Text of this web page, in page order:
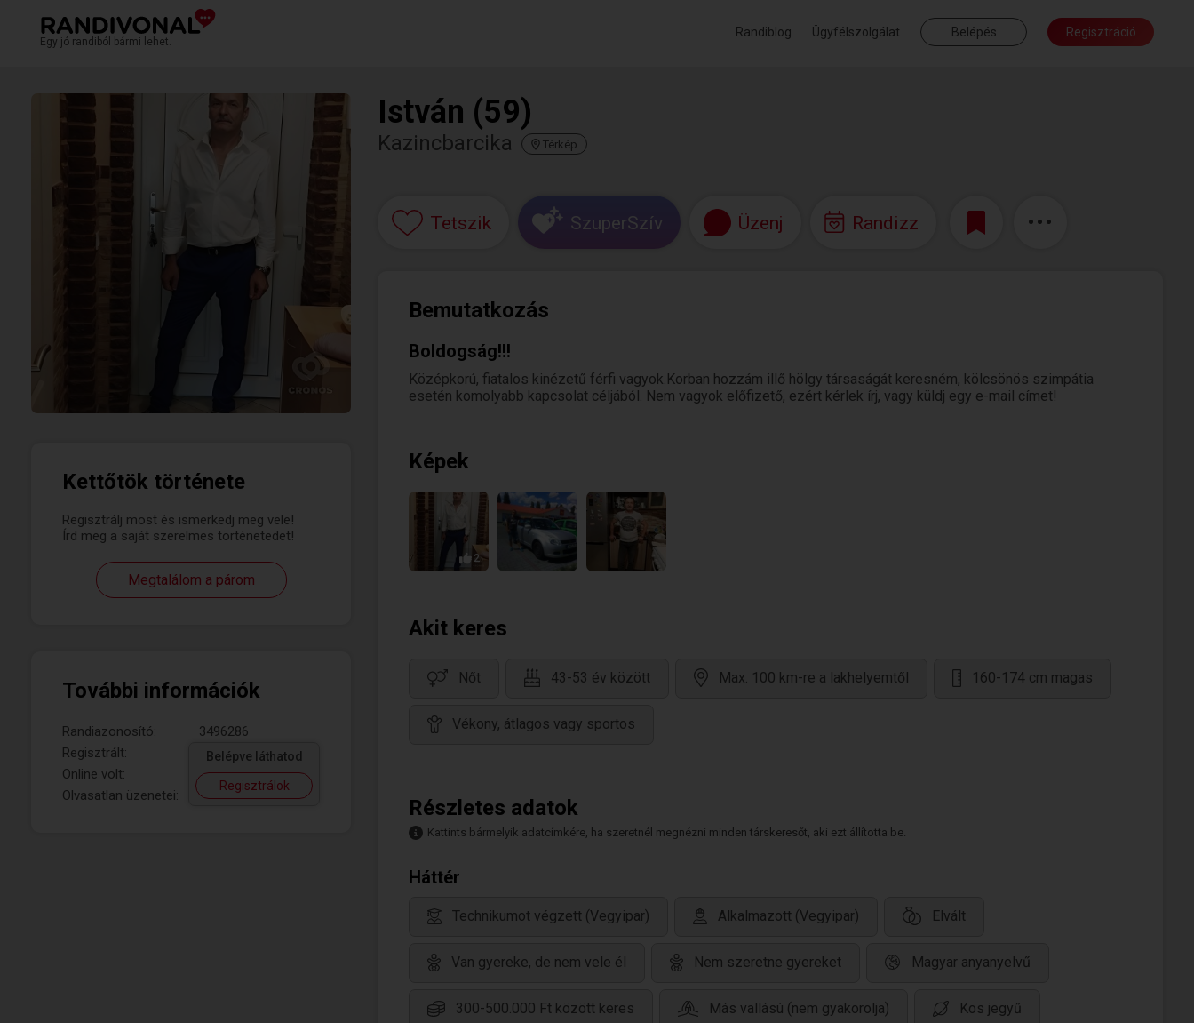
Egy jó randiból bármi lehet.
Randiblog Ügyfélszolgálat Belépés Regisztráció
Kettőtök története
Regisztrálj most és ismerkedj meg vele!
Írd meg a saját szerelmes történetedet!
Megtalálom a párom
További információk
Randiazonosító:
3496286
Regisztrált:
Online volt:
Olvasatlan üzenetei:
Belépve láthatod
Regisztrálok
István (59)
Kazincbarcika Térkép
Tetszik SzuperSzív Üzenj Randizz
Bemutatkozás
Boldogság!!!
Középkorú, fiatalos kinézetű férfi vagyok.Korban hozzám illő hölgy társaságát keresném, kölcsönös szimpátia
esetén komolyabb kapcsolat céljából. Nem vagyok előfizető, ezért kérlek írj, vagy küldj egy e-mail címet!
Képek
2
Akit keres
Nőt 43-53 év között Max. 100 km-re a lakhelyemtől 160-174 cm magas
Vékony, átlagos vagy sportos
Részletes adatok
Kattints bármelyik adatcímkére, ha szeretnél megnézni minden társkeresőt, aki ezt állította be.
Háttér
Technikumot végzett (Vegyipar) Alkalmazott (Vegyipar) Elvált
Van gyereke, de nem vele él Nem szeretne gyereket Magyar anyanyelvű
300-500.000 Ft között keres Más vallású (nem gyakorolja) Kos jegyű